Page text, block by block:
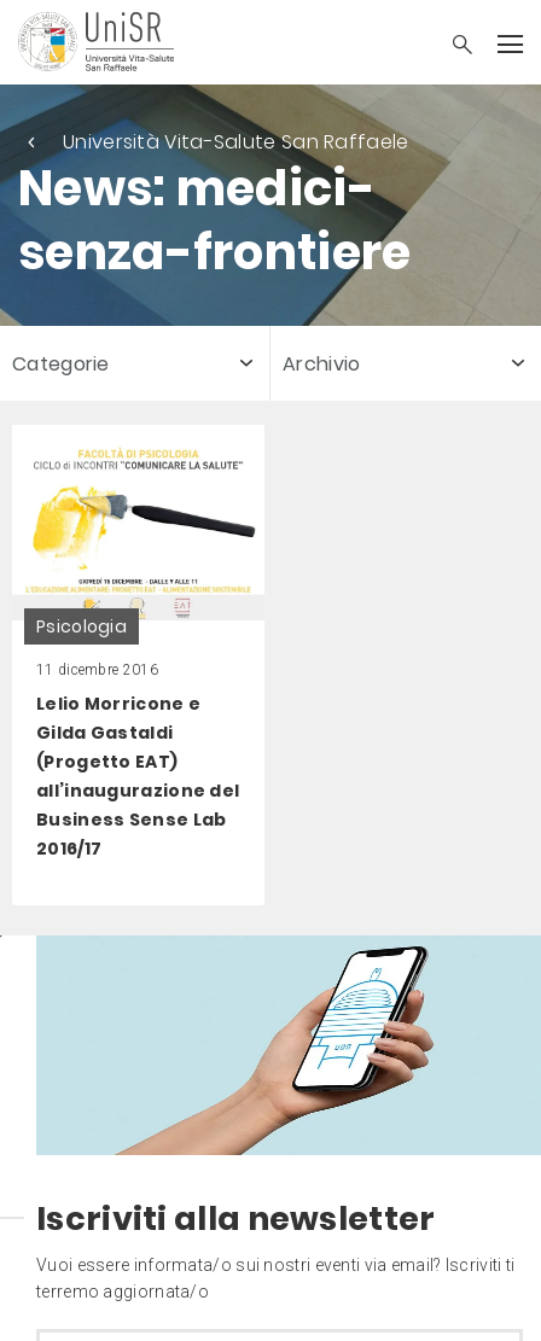
Università Vita-Salute San Raffaele
News: medici-
senza-frontiere
Categorie Archivio
Psicologia
11 dicembre 2016
Lelio Morricone e
Gilda Gastaldi
(Progetto EAT)
all’inaugurazione del
Business Sense Lab
2016/17
Iscriviti alla newsletter
Vuoi essere informata/o sui nostri eventi via email? Iscriviti ti
terremo aggiornata/o